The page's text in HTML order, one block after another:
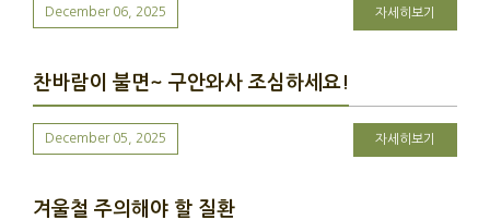
December 06, 2025 자세히보기
찬바람이 불면~ 구안와사 조심하세요!
December 05, 2025 자세히보기
겨울철 주의해야 할 질환